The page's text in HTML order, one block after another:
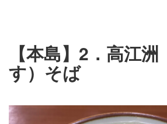
【本島】2．高江洲
す）そば